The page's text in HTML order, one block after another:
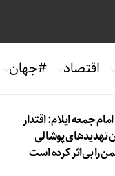
اقتصاد #جهان
امام جمعه ایلام: اقتدار
تهدیدهای پوشالی
را بی‌اثر کرده است